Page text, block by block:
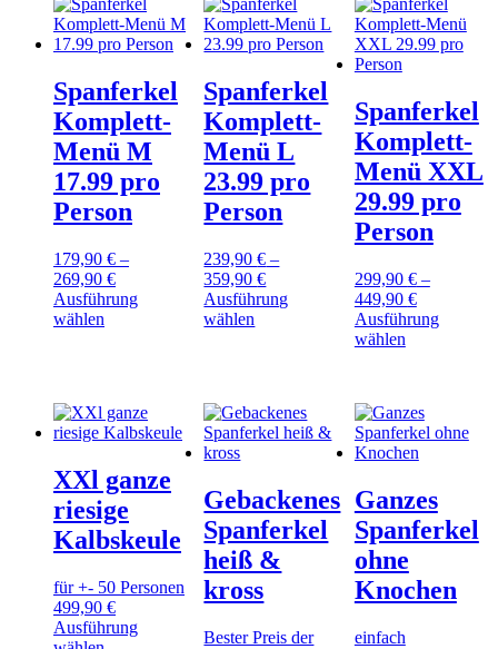
Die
Optionen
können
der
Produktseite
gewählt
werden
auf.
Die
Optionen
auf
der
Produktseite
gewählt
werden
der
Produktseite
gewählt
Spanferkel
Komplett-
Menü M
17.99 pro
Person
179,90 € –
269,90 €
Ausführung
wählen
auf.
Die
können
auf
der
Produktseite
gewählt
werden
Spanferkel
Komplett-
Menü L
23.99 pro
Person
239,90€ –
359,90€
Ausführung
wählen
auf.
Die
auf
der
Produktseite
gewählt
werden
Spanferkel
Komplett-
Menü XXL
29.99 pro
Person
299,90 €–
449,90 €
Ausführung
wählenDieses
Varianten
auf.
Die
können
auf
der
Produktseite
gewählt
werden
XXl ganze
riesige
Kalbskeule
für +- 50 Personen
499,90 €
Ausführung
Gebackenes
Spanferkel
heiß &
kross
Bester Preis der
Ganzes
Spanferkel
ohne
Knochen
einfach